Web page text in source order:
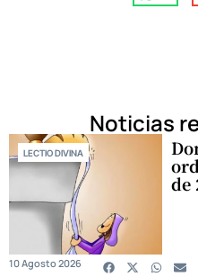
Noticias
LECTIO DIVINA
de
10 Agosto 2026